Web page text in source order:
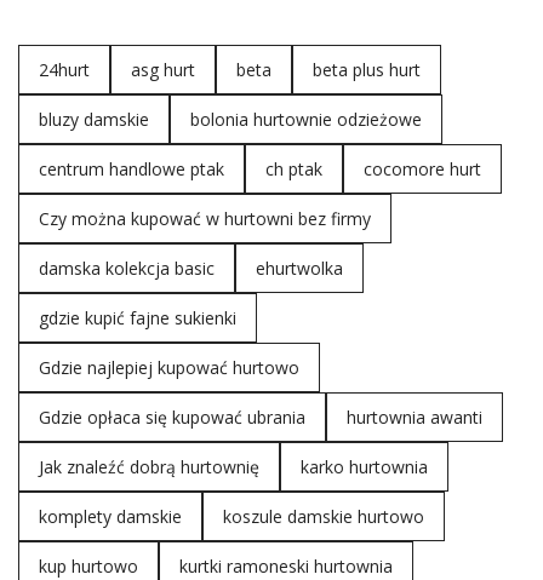
24hurt asg hurt beta beta plus hurt
bluzy damskie bolonia hurtownie odzieżowe
centrum handlowe ptak ch ptak cocomore hurt
Czy można kupować w hurtowni bez firmy
damska kolekcja basic ehurtwolka
gdzie kupić fajne sukienki
Gdzie najlepiej kupować hurtowo
Gdzie opłaca się kupować ubrania hurtownia awanti
Jak znaleźć dobrą hurtownię karko hurtownia
komplety damskie koszule damskie hurtowo
kup hurtowo kurtki ramoneski hurtownia